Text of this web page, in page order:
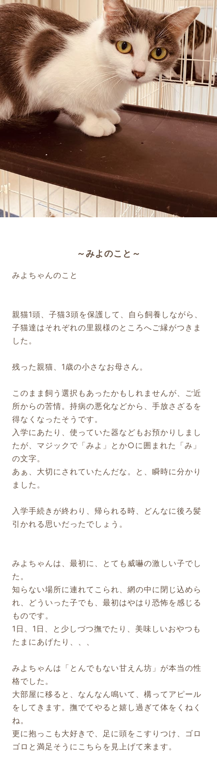
～みよのこと～
みよちゃんのこと
親猫1頭、子猫3頭を保護して、自ら飼養しながら、
子猫達はそれぞれの里親様のところへご縁がつきま
した。
残った親猫、1歳の小さなお母さん。
このまま飼う選択もあったかもしれませんが、ご近
所からの苦情。持病の悪化などから、手放さざるを
得なくなったそうです。
入学にあたり、使っていた器などもお預かりしまし
たが、マジックで「みよ」とか○に囲まれた「み」
の文字。
あぁ、大切にされていたんだな。と、瞬時に分かり
ました。
入学手続きが終わり、帰られる時、どんなに後ろ髪
引かれる思いだったでしょう。
みよちゃんは、最初に、とても威嚇の激しい子でし
た。
知らない場所に連れてこられ、網の中に閉じ込めら
れ、どういった子でも、最初はやはり恐怖を感じる
ものです。
1日、1日、と少しづつ撫でたり、美味しいおやつも
たまにあげたり、、、
みよちゃんは「とんでもない甘えん坊」が本当の性
格でした。
大部屋に移ると、なんなん鳴いて、構ってアピール
をしてきます。撫でてやると嬉し過ぎて体をくねく
ね。
更に抱っこも大好きで、足に頭をこすりつけ、ゴロ
ゴロと満足そうにこちらを見上げて来ます。